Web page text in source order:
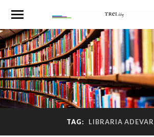
TAG: LIBRARIA